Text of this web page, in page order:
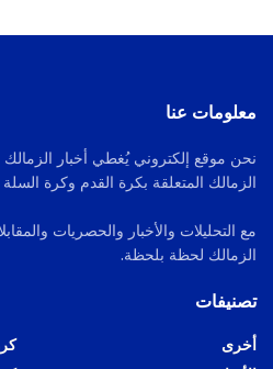
معلومات عنا
نحن موقع إلكتروني يُغطي أخبار الزمالك
الزمالك المتعلقة بكرة القدم وكرة السلة
مع التحليلات والأخبار والحصريات
الزمالك لحظة بلحظة.
تصنيفات
أخرى